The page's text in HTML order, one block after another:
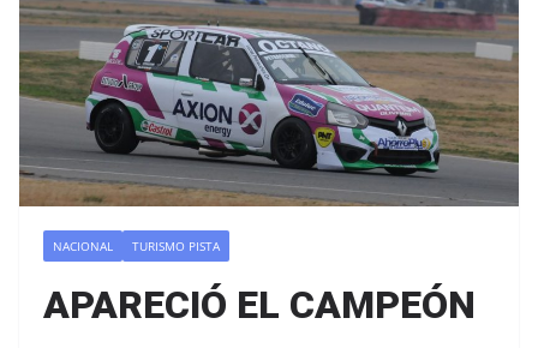
NACIONAL TURISMO PISTA
APARECIÓ EL CAMPEÓN